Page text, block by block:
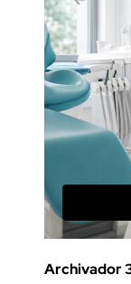
Archivador